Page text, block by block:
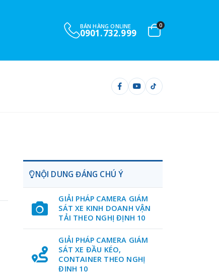
BÁN HÀNG ONLINE
0917.46.0808
0
NỘI DUNG ĐÁNG CHÚ Ý
GIẢI PHÁP CAMERA GIÁM
SÁT XE KINH DOANH VẬN
TẢI THEO NGHỊ ĐỊNH 10
GIẢI PHÁP CAMERA GIÁM
SÁT XE ĐẦU KÉO,
CONTAINER THEO NGHỊ
ĐỊNH 10